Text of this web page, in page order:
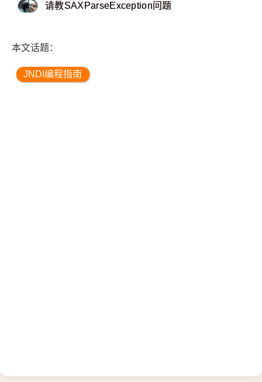
请教SAXParseException问题
本文话题：
JNDI编程指南